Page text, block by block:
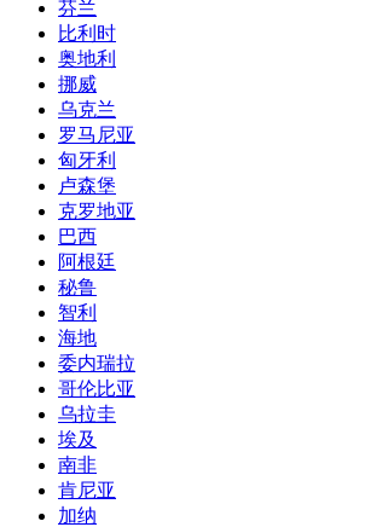
芬兰
比利时
奥地利
挪威
乌克兰
罗马尼亚
匈牙利
卢森堡
克罗地亚
巴西
阿根廷
秘鲁
智利
海地
委内瑞拉
哥伦比亚
乌拉圭
埃及
南非
肯尼亚
加纳